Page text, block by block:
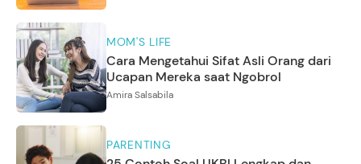
MOM'S LIFE
Cara Mengetahui Sifat Asli Orang dari
Ucapan Mereka saat Ngobrol
Amira Salsabila
PARENTING